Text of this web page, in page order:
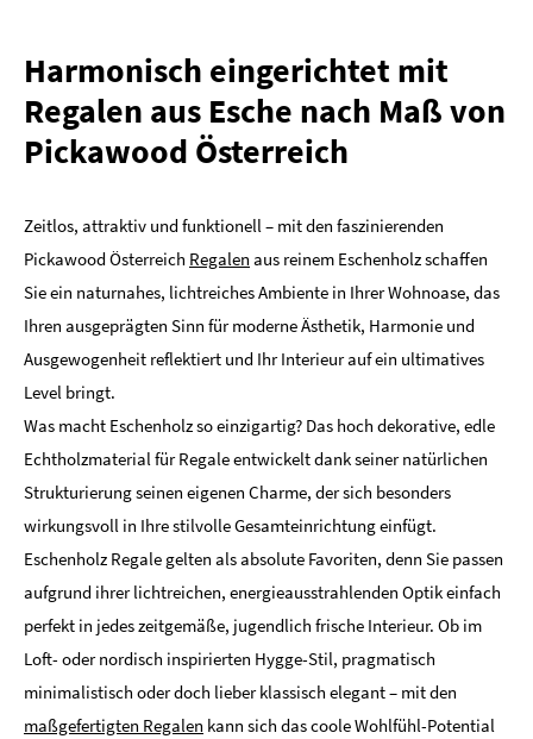
Harmonisch eingerichtet mit
Regalen aus Esche nach Maß von
Pickawood Österreich
Zeitlos, attraktiv und funktionell – mit den faszinierenden
Pickawood Österreich Regalen aus reinem Eschenholz schaffen
Sie ein naturnahes, lichtreiches Ambiente in Ihrer Wohnoase, das
Ihren ausgeprägten Sinn für moderne Ästhetik, Harmonie und
Ausgewogenheit reflektiert und Ihr Interieur auf ein ultimatives
Level bringt.
Was macht Eschenholz so einzigartig? Das hoch dekorative, edle
Echtholzmaterial für Regale entwickelt dank seiner natürlichen
Strukturierung seinen eigenen Charme, der sich besonders
wirkungsvoll in Ihre stilvolle Gesamteinrichtung einfügt.
Eschenholz Regale gelten als absolute Favoriten, denn Sie passen
aufgrund ihrer lichtreichen, energieausstrahlenden Optik einfach
perfekt in jedes zeitgemäße, jugendlich frische Interieur. Ob im
Loft- oder nordisch inspirierten Hygge-Stil, pragmatisch
minimalistisch oder doch lieber klassisch elegant – mit den
maßgefertigten Regalen kann sich das coole Wohlfühl-Potential